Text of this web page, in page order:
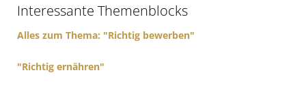
o
Interessante Themenblocks
Alles zum Thema: "Richtig bewerben"
"Richtig ernähren"